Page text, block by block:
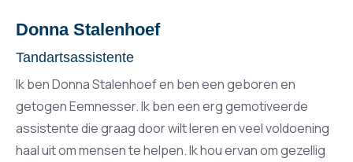
Donna Stalenhoef
Tandartsassistente
Ik ben Donna Stalenhoef en ben een geboren en
getogen Eemnesser. Ik ben een erg gemotiveerde
assistente die graag door wilt leren en veel voldoening
haal uit om mensen te helpen. Ik hou ervan om gezellig